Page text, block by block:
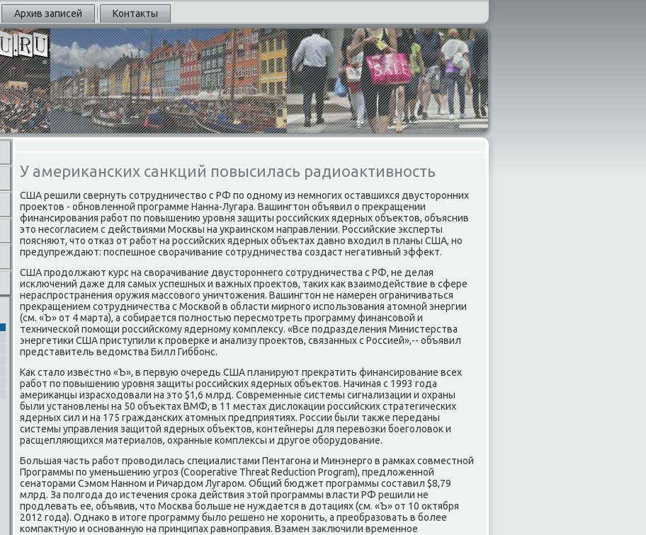
Архив записей Контакты
У американских санкций повысилась радиоактивность
США решили свернуть сотрудничество с РФ по одному из немногих оставшихся двусторонних
проектов - обновленной программе Нанна-Лугара. Вашингтон объявил о прекращении
финансирования работ по повышению уровня защиты российских ядерных объектов, объяснив
это несогласием с действиями Москвы на украинском направлении. Российские эксперты
поясняют, что отказ от работ на российских ядерных объектах давно входил в планы США, но
предупреждают: поспешное сворачивание сотрудничества создаст негативный эффект.
США продолжают курс на сворачивание двустороннего сотрудничества с РФ, не делая
исключений даже для самых успешных и важных проектов, таких как взаимодействие в сфере
нераспространения оружия массового уничтожения. Вашингтон не намерен ограничиваться
прекращением сотрудничества с Москвой в области мирного использования атомной энергии
(см. «Ъ» от 4 марта), а собирается полностью пересмотреть программу финансовой и
технической помощи российскому ядерному комплексу. «Все подразделения Министерства
энергетики США приступили к проверке и анализу проектов, связанных с Россией»,-- объявил
представитель ведомства Билл Гиббонс.
Как стало известно «Ъ», в первую очередь США планируют прекратить финансирование всех
работ по повышению уровня защиты российских ядерных объектов. Начиная с 1993 года
американцы израсходовали на это $1,6 млрд. Современные системы сигнализации и охраны
были установлены на 50 объектах ВМФ, в 11 местах дислокации российских стратегических
ядерных сил и на 175 гражданских атомных предприятиях. России были также переданы
системы управления защитой ядерных объектов, контейнеры для перевозки боеголовок и
расщепляющихся материалов, охранные комплексы и другое оборудование.
Большая часть работ проводилась специалистами Пентагона и Минэнерго в рамках совместной
Программы по уменьшению угроз (Cooperative Threat Reduction Program), предложенной
сенаторами Сэмом Нанном и Ричардом Лугаром. Общий бюджет программы составил $8,79
млрд. За полгода до истечения срока действия этой программы власти РФ решили не
продлевать ее, объявив, что Москва больше не нуждается в дотациях (см. «Ъ» от 10 октября
2012 года). Однако в итоге программу было решено не хоронить, а преобразовать в более
компактную и основанную на принципах равноправия. Взамен заключили временное